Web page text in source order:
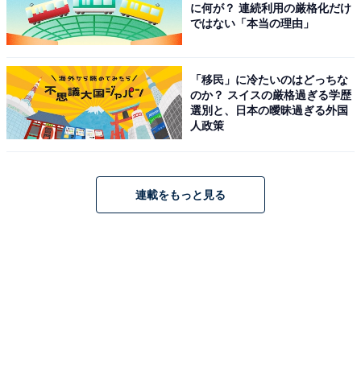
に何が？ 連続利用の厳格化だけ
ではない「本当の理由」
「移民」に冷たいのはどっちな
のか？ スイスの厳格過ぎる学歴
選別と、日本の曖昧過ぎる外国
人政策
連載をもっと見る